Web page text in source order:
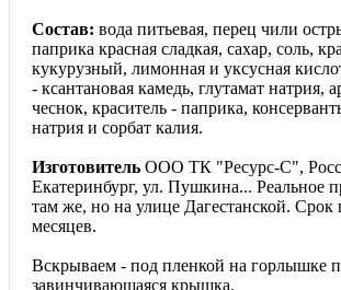
Состав: вода питьевая, перец чили
паприка красная сладкая, сахар, соль,
кукурузный, лимонная и уксусная
- ксантановая камедь, глутамат натрия,
чеснок, краситель - паприка,
натрия и сорбат калия.
Изготовитель ООО ТК "Ресурс-С",
Екатеринбург, ул. Пушкина... Реальное
там же, но на улице Дагестанской. Срок
месяцев.
Вскрываем - под пленкой на горлышке
завинчивающаяся крышка.